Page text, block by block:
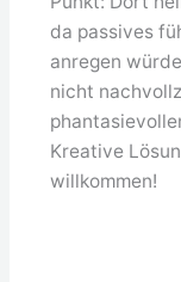
da passives
anregen
nicht
Kreative
willkommen!